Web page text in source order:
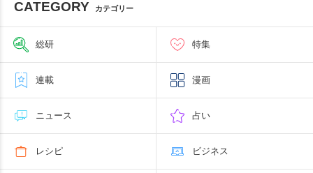
CATEGORY カテゴリー
総研 特集
連載 漫画
ニュース 占い
レシピ ビジネス